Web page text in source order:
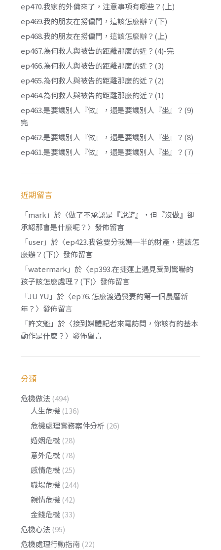
ep470.我家的外傭來了，注意事項有哪些？(上)
ep469.我的朋友在撈偏門，這該怎麼辦？(下)
ep468.我的朋友在撈偏門，這該怎麼辦？(上)
ep467.為何救人與被告的距離那麼的近？(4)-完
ep466.為何救人與被告的距離那麼的近？(3)
ep465.為何救人與被告的距離那麼的近？(2)
ep464.為何救人與被告的距離那麼的近？(1)
ep463.是要讓別人『做』，還是要讓別人『坐』？(9)
完
ep462.是要讓別人『做』，還是要讓別人『坐』？(8)
ep461.是要讓別人『做』，還是要讓別人『坐』？(7)
近期留言
「mark 」於〈做了不承認是『說謊』，但『沒做』卻
承認那會是什麼呢？ 〉發佈留言
「user」於〈ep423.我爸要分我媽一半的財產，這該怎
麼辦？(下)〉發佈留言
「watermark 」於〈ep393.在捷運上遇見受到驚嚇的
孩子該怎麼處理？(下)〉發佈留言
「JU YU 」於〈ep76. 怎麼渡過喪妻的第一個農曆新
年？ 〉發佈留言
「許文魁」於〈接到媒體記者來電訪問，你該有的基本
動作是什麼？ 〉發佈留言
分類
危機做法 (494)
人生危機 (136)
危機處理實務案件分析 (26)
婚姻危機 (28)
意外危機 (78)
感情危機 (25)
職場危機 (244)
親情危機 (42)
金錢危機 (33)
危機心法 (95)
危機處理行動指南 (22)